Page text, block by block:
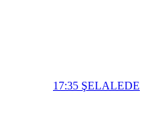
17:35 ŞELALEDE